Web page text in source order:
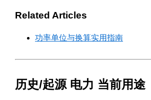
Related Articles
功率单位与换算实用指南
历史/起源 电力 当前用途